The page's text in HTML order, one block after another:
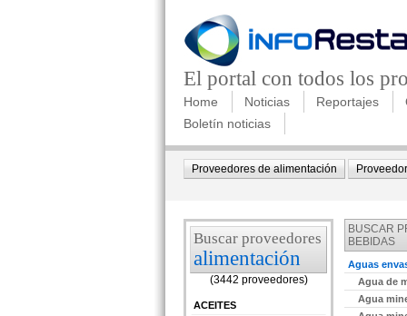
El portal con todos los
Home Noticias Reportajes
Boletín noticias
Proveedores de alimentación
Buscar proveedores
alimentación
(3442 proveedores)
ACEITES
BUSCAR
BEBIDAS
Aguas
Agua de
Agua